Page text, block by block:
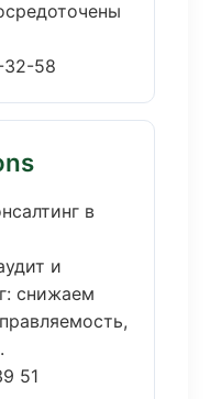
32-58
в
и
снижаем
51